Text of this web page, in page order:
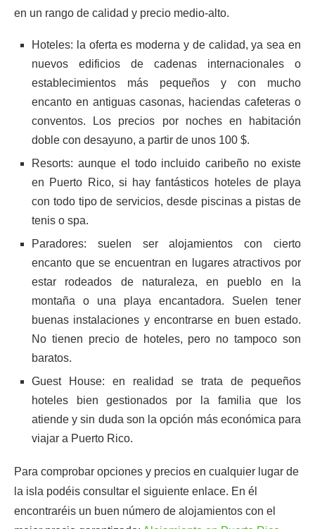
en un rango de calidad y precio medio-alto.
Hoteles: la oferta es moderna y de calidad, ya sea en
nuevos edificios de cadenas internacionales o
establecimientos más pequeños y con mucho
encanto en antiguas casonas, haciendas cafeteras o
conventos. Los precios por noches en habitación
doble con desayuno, a partir de unos 100 $.
Resorts: aunque el todo incluido caribeño no existe
en Puerto Rico, si hay fantásticos hoteles de playa
con todo tipo de servicios, desde piscinas a pistas de
tenis o spa.
Paradores: suelen ser alojamientos con cierto
encanto que se encuentran en lugares atractivos por
estar rodeados de naturaleza, en pueblo en la
montaña o una playa encantadora. Suelen tener
buenas instalaciones y encontrarse en buen estado.
No tienen precio de hoteles, pero no tampoco son
baratos.
Guest House: en realidad se trata de pequeños
hoteles bien gestionados por la familia que los
atiende y sin duda son la opción más económica para
viajar a Puerto Rico.
Para comprobar opciones y precios en cualquier lugar de
la isla podéis consultar el siguiente enlace. En él
encontraréis un buen número de alojamientos con el